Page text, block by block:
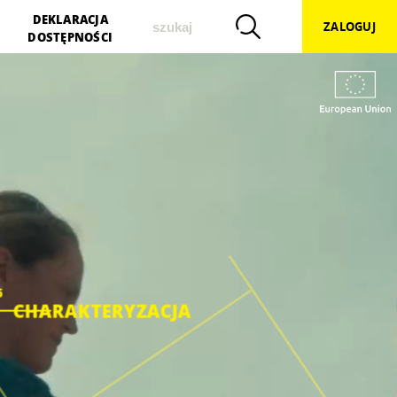
CHARAKTERYZACJA
DEKLARACJA
DOSTĘPNOŚCI
ZALOGUJ